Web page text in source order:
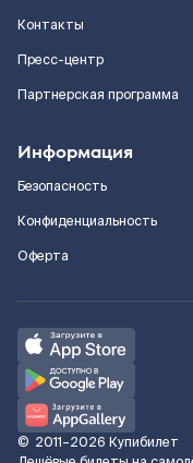
Контакты
Пресс-центр
Партнерская программа
Информация
Безопасность
Конфиденциальность
Оферта
© 2011–2026 Купибилет